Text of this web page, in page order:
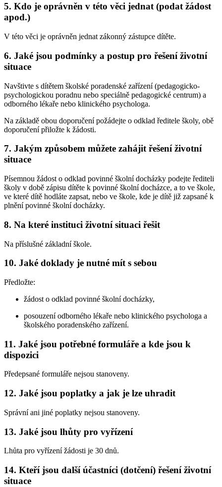
5. Kdo je oprávněn v této věci jednat (podat žádost
apod.)
V této věci je oprávněn jednat zákonný zástupce dítěte.
6. Jaké jsou podmínky a postup pro řešení životní
situace
Navštivte s dítětem školské poradenské zařízení (pedagogicko-
psychologickou poradnu nebo speciálně pedagogické centrum) a
odborného lékaře nebo klinického psychologa.
Na základě obou doporučení požádejte o odklad ředitele školy, obě
doporučení přiložte k žádosti.
7. Jakým způsobem můžete zahájit řešení životní
situace
Písemnou žádost o odklad povinné školní docházky podejte řediteli
školy v době zápisu dítěte k povinné školní docházce, a to ve škole,
ve které dítě hodláte zapsat, nebo ve škole, kde je dítě již zapsané k
plnění povinné školní docházky.
8. Na které instituci životní situaci řešit
Na příslušné základní škole.
10. Jaké doklady je nutné mít s sebou
Předložte:
žádost o odklad povinné školní docházky,
posouzení odborného lékaře nebo klinického psychologa a
školského poradenského zařízení.
11. Jaké jsou potřebné formuláře a kde jsou k
dispozici
Předepsané formuláře nejsou stanoveny.
12. Jaké jsou poplatky a jak je lze uhradit
Správní ani jiné poplatky nejsou stanoveny.
13. Jaké jsou lhůty pro vyřízení
Lhůta pro vyřízení žádosti je 30 dnů.
14. Kteří jsou další účastníci (dotčení) řešení životní
situace